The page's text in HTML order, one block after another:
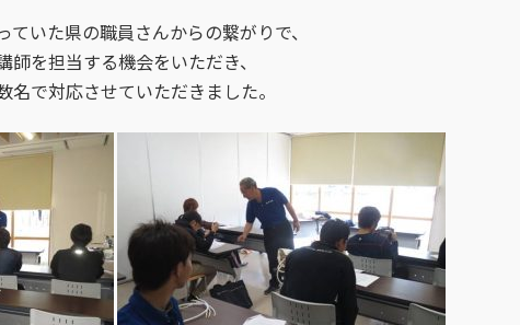
いた県の職員さんからの繋がりで、
を担当する機会をいただき、
で対応させていただきました。